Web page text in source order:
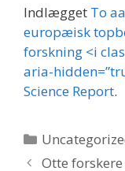
Indlægget To
europæisk
forskning <i
aria-
Science Report.
Kategorier
Otte